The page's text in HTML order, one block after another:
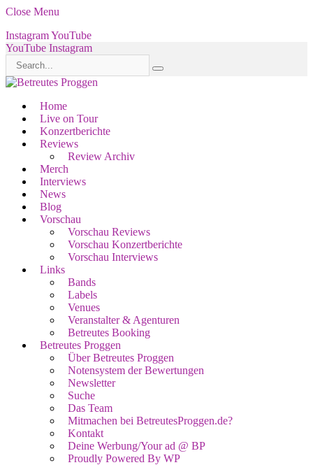
Close Menu
InstagramYouTube
YouTube Instagram
Home
Live on Tour
Konzertberichte
Reviews
Review Archiv
Merch
Interviews
News
Blog
Vorschau
Vorschau Reviews
Vorschau Konzertberichte
Vorschau Interviews
Links
Bands
Labels
Venues
Veranstalter & Agenturen
Betreutes Booking
Betreutes Proggen
Über Betreutes Proggen
Notensystem der Bewertungen
Newsletter
Suche
Das Team
Mitmachen bei BetreutesProggen.de?
Kontakt
Deine Werbung/Your ad @ BP
Proudly Powered By WP